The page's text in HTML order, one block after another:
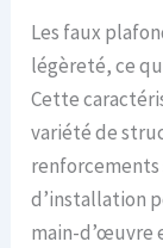
Les faux
légèreté, ce
Cette
variété de
d’installation
main-d’œuvre